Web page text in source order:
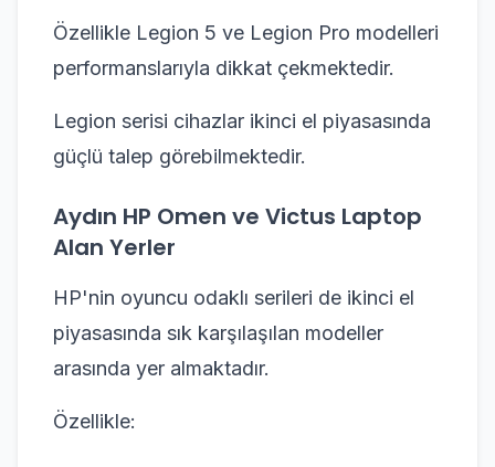
Özellikle Legion 5 ve Legion Pro modelleri
performanslarıyla dikkat çekmektedir.
Legion serisi cihazlar ikinci el piyasasında
güçlü talep görebilmektedir.
Aydın HP Omen ve Victus Laptop
Alan Yerler
HP'nin oyuncu odaklı serileri de ikinci el
piyasasında sık karşılaşılan modeller
arasında yer almaktadır.
Özellikle: